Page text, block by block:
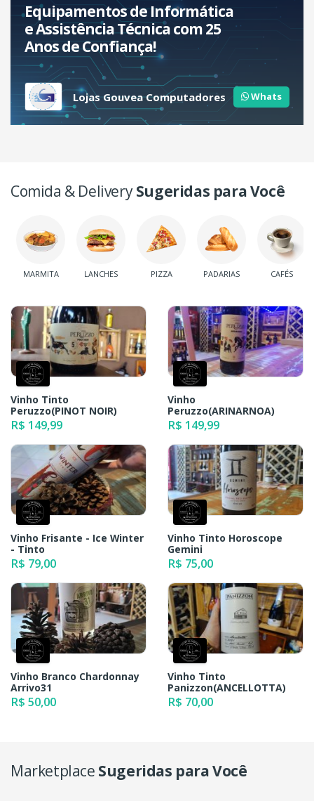
Equipamentos de Informática
e Assistência Técnica com 25
Anos de Confiança!
Lojas Gouvea Computadores Whats
Comida & DeliverySugeridas para Você
MARMITA LANCHES PIZZA PADARIAS CAFÉS
Vinho Tinto
Peruzzo(PINOT NOIR)
R$ 149,99
Vinho
Peruzzo(ARINARNOA)
R$ 149,99
Vinho Frisante - Ice Winter
- Tinto
R$ 79,00
Vinho Tinto Horoscope
Gemini
R$ 75,00
Vinho Branco Chardonnay
Arrivo31
R$ 50,00
Vinho Tinto
Panizzon(ANCELLOTTA)
R$ 70,00
Marketplace Sugeridas para Você